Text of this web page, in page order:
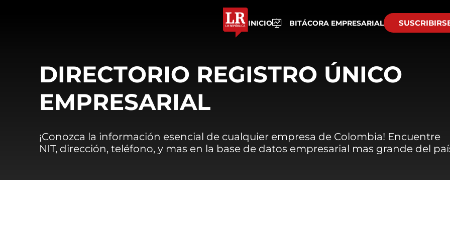
INICIO BITÁCORA EMPRESARIAL
DIRECTORIO REGISTRO ÚNICO
EMPRESARIAL
¡Conozca la información esencial de cualquier empresa de Colombia! Encuentre
NIT, dirección, teléfono, y mas en la base de datos empresarial mas grande del